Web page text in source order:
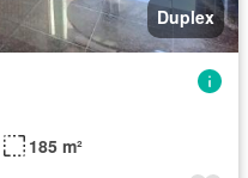
Duplex
185 m²